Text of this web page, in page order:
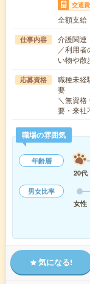
交通費
全額支給
仕事内容
介護関連
／利用
い物や
応募資格
職種未経
要
＼無資
要・来
職場の雰囲気
年齢層
20代
男女比率
女性
気になる!